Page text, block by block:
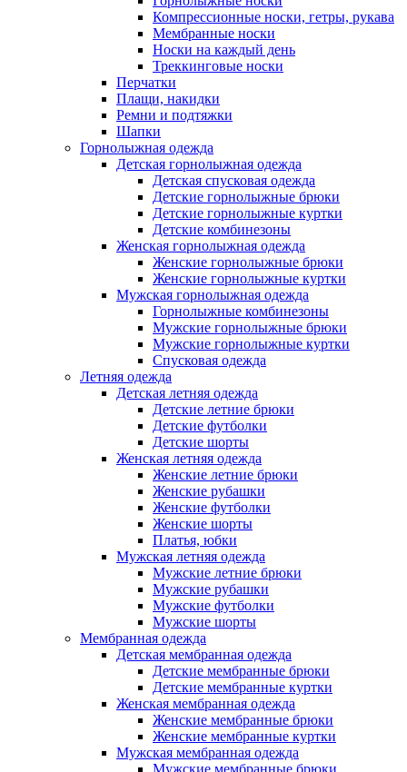
Компрессионные носки, гетры, рукава
Мембранные носки
Носки на каждый день
Треккинговые носки
Перчатки
Плащи, накидки
Ремни и подтяжки
Шапки
Горнолыжная одежда
Детская горнолыжная одежда
Детская спусковая одежда
Детские горнолыжные брюки
Детские горнолыжные куртки
Детские комбинезоны
Женская горнолыжная одежда
Женские горнолыжные брюки
Женские горнолыжные куртки
Мужская горнолыжная одежда
Горнолыжные комбинезоны
Мужские горнолыжные брюки
Мужские горнолыжные куртки
Спусковая одежда
Летняя одежда
Детская летняя одежда
Детские летние брюки
Детские футболки
Детские шорты
Женская летняя одежда
Женские летние брюки
Женские рубашки
Женские футболки
Женские шорты
Платья, юбки
Мужская летняя одежда
Мужские летние брюки
Мужские рубашки
Мужские футболки
Мужские шорты
Мембранная одежда
Детская мембранная одежда
Детские мембранные брюки
Детские мембранные куртки
Женская мембранная одежда
Женские мембранные брюки
Женские мембранные куртки
Мужская мембранная одежда
Мужские мембранные брюки